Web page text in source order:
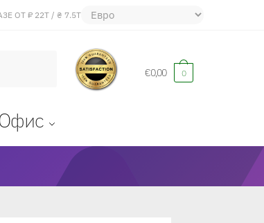
ОТ ₽ 22Т / ₴ 7.5Т
€0,00 0